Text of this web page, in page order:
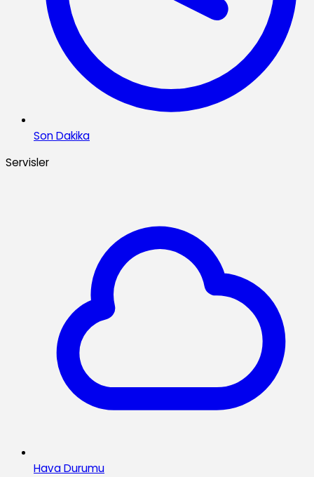
Son Dakika
Servisler
Hava Durumu